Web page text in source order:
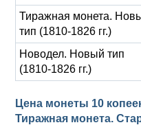
Тиражная монета.
тип (1810-1826 гг.)
Новодел. Новый тип
(1810-1826 гг.)
Цена монеты 10
Тиражная монета.